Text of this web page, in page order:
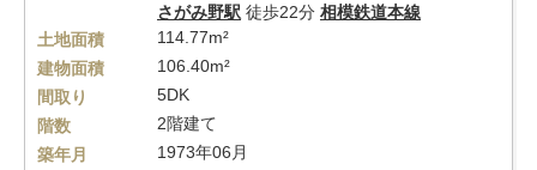
さがみ野駅 徒歩22分 相模鉄道本線
土地面積
114.77m²
建物面積
106.40m²
間取り
5DK
階数
2階建て
築年月
1973年06月